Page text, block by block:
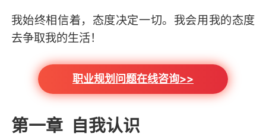
我始终相信着，态度决定一切。我会用我的态度
去争取我的生活！
职业规划问题在线咨询>>
第一章 自我认识